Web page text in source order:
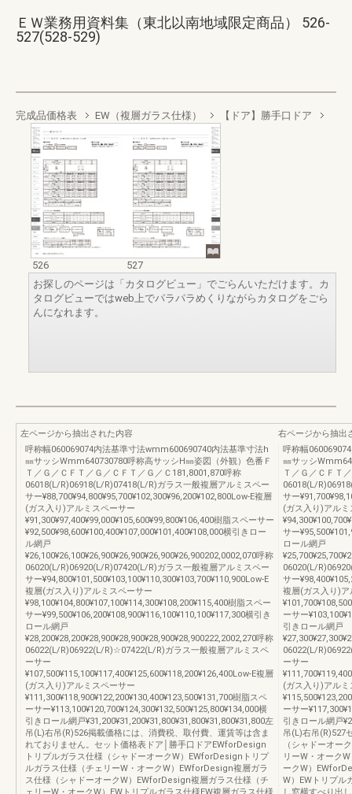
ＥＷ業務用資料集（東北以南地域限定商品） 526-
527(528-529)
完成品価格表 EW（複層ガラス仕様） 【ドア】勝手口ドア
526
527
お探しのページは「カタログビュー」でごらんいただけます。カ
タログビューではweb上でパラパラめくりながらカタログをごら
んになれます。
左ページから抽出された内容
呼称幅060069074内法基準寸法wmm600690740内法基準寸法h
㎜サッシWmm640730780呼称高サッシH㎜姿図（外観）色番Ｆ
Ｔ／Ｇ／ＣＦＴ／Ｇ／ＣＦＴ／Ｇ／Ｃ181,8001,870呼称
06018(L/R)06918(L/R)07418(L/R)ガラス一般複層アルミスペー
サー¥88,700¥94,800¥95,700¥102,300¥96,200¥102,800Low-E複層
(ガス入り)アルミスペーサー
¥91,300¥97,400¥99,000¥105,600¥99,800¥106,400樹脂スペーサー
¥92,500¥98,600¥100,400¥107,000¥101,400¥108,000横引きロー
ル網戸
¥26,100¥26,100¥26,900¥26,900¥26,900¥26,900202,0002,070呼称
06020(L/R)06920(L/R)07420(L/R)ガラス一般複層アルミスペー
サー¥94,800¥101,500¥103,100¥110,300¥103,700¥110,900Low-E
複層(ガス入り)アルミスペーサー
¥98,100¥104,800¥107,100¥114,300¥108,200¥115,400樹脂スペー
サー¥99,500¥106,200¥108,900¥116,100¥110,100¥117,300横引き
ロール網戸
¥28,200¥28,200¥28,900¥28,900¥28,900¥28,900222,2002,270呼称
06022(L/R)06922(L/R)☆07422(L/R)ガラス一般複層アルミスペ
ーサー
¥107,500¥115,100¥117,400¥125,600¥118,200¥126,400Low-E複層
(ガス入り)アルミスペーサー
¥111,300¥118,900¥122,200¥130,400¥123,500¥131,700樹脂スペ
ーサー¥113,100¥120,700¥124,300¥132,500¥125,800¥134,000横
引きロール網戸¥31,200¥31,200¥31,800¥31,800¥31,800¥31,800左
吊(L)右吊(R)526掲載価格には、消費税、取付費、運賃等は含ま
れておりません。セット価格表ドア│勝手口ドアEWforDesign
トリプルガラス仕様（シャドーオークW）EWforDesignトリプ
ルガラス仕様（チェリーW・オークW）EWforDesign複層ガラ
ス仕様（シャドーオークW）EWforDesign複層ガラス仕様（チ
ェリーW・オークW）EWトリプルガラス仕様EW複層ガラス仕様
右ページから抽出
呼称幅
㎜サッシ
Ｔ／Ｇ／ＣＦＴ
06018(L/
サー
(ガス入り)アル
サー
ロール網戸
06020(L/
サー
複層(ガス入り)
ーサー
引きロール網戸
06022(L/
ーサー
(ガス入り)アル
ーサー
引きロール網戸
吊(L)右吊(R)527
（シャドーオー
リーW・オーク
ークW）
W）EWトリプル
し窓横すべり出